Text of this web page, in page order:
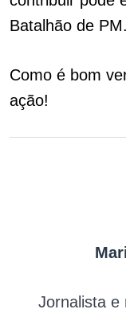
Batalhão de PM.
Como é bom
ação!
Jornalista e